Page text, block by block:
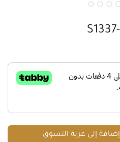
إضافة إلى عربة التسوق